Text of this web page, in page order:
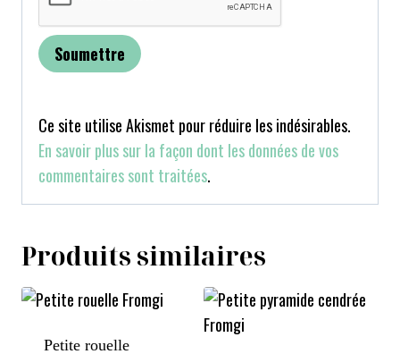
Ce site utilise Akismet pour réduire les indésirables.
En savoir plus sur la façon dont les données de vos
commentaires sont traitées.
Produits similaires
Petite rouelle